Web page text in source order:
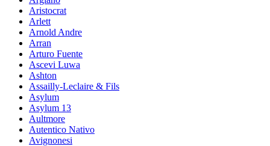
Aristocrat
Arlett
Arnold Andre
Arran
Arturo Fuente
Ascevi Luwa
Ashton
Assailly-Leclaire & Fils
Asylum
Asylum 13
Aultmore
Autentico Nativo
Avignonesi